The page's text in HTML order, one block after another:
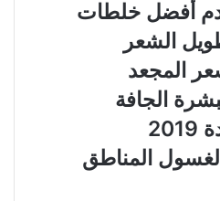
أفضل خلطات
الشعر
المجعد
الجافة
المناطق